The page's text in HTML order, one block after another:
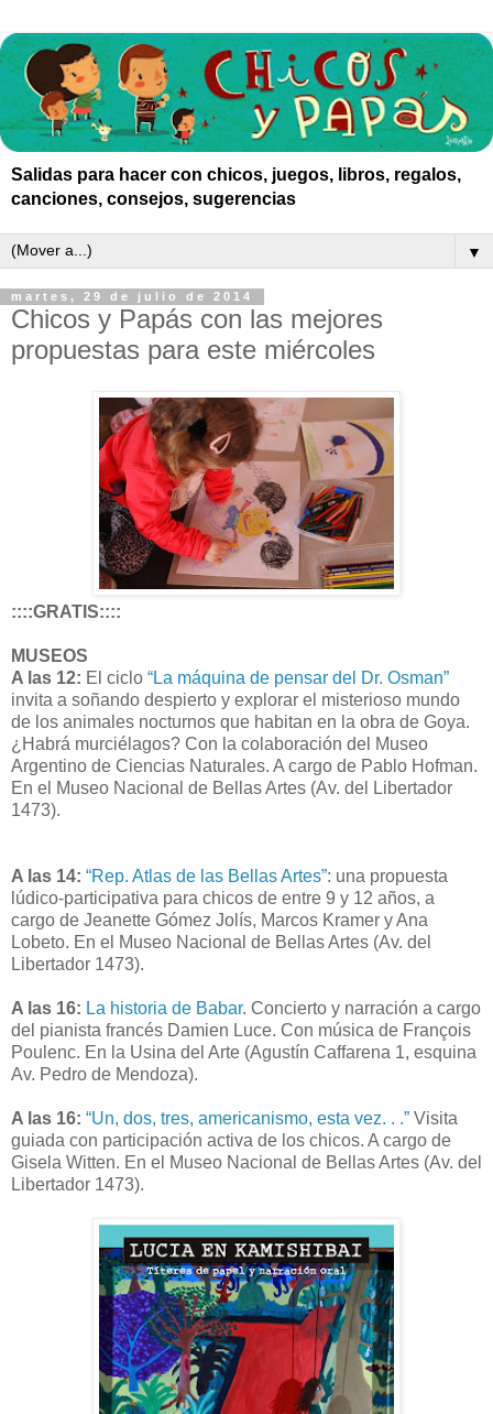
Salidas para hacer con chicos, juegos, libros, regalos,
canciones, consejos, sugerencias
▼
martes, 29 de julio de 2014
Chicos y Papás con las mejores
propuestas para este miércoles
::::GRATIS::::
MUSEOS
A las 12: El ciclo “La máquina de pensar del Dr. Osman”
invita a soñando despierto y explorar el misterioso mundo
de los animales nocturnos que habitan en la obra de Goya.
¿Habrá murciélagos? Con la colaboración del Museo
Argentino de Ciencias Naturales. A cargo de Pablo Hofman.
En el Museo Nacional de Bellas Artes (Av. del Libertador
1473).
A las 14: “Rep. Atlas de las Bellas Artes”: una propuesta
lúdico-participativa para chicos de entre 9 y 12 años, a
cargo de Jeanette Gómez Jolís, Marcos Kramer y Ana
Lobeto. En el Museo Nacional de Bellas Artes (Av. del
Libertador 1473).
A las 16: La historia de Babar. Concierto y narración a cargo
del pianista francés Damien Luce. Con música de François
Poulenc. En la Usina del Arte (Agustín Caffarena 1, esquina
Av. Pedro de Mendoza).
A las 16: “Un, dos, tres, americanismo, esta vez. . .” Visita
guiada con participación activa de los chicos. A cargo de
Gisela Witten. En el Museo Nacional de Bellas Artes (Av. del
Libertador 1473).